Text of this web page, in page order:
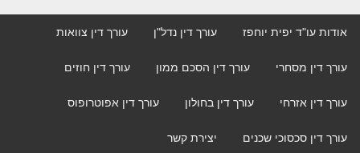
אודות עו"ד יפית יוחפז עורך דין נדל"ן עורך דין צוואות
עורך דין מסחרי עורך דין הסכם ממון עורך דין חוזים
עורך דין אזרחי עורך דין בחולון עורך דין אפוטרופוס
עורך דין סכסוכי שכנים יצירת קשר